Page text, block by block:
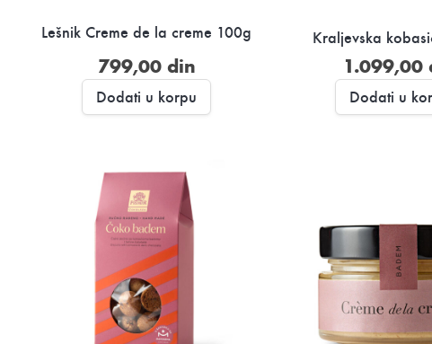
Lešnik Creme de la creme 100g
799,00 din
Dodati u korpu
Kraljevska
1.099,00
Dodati u